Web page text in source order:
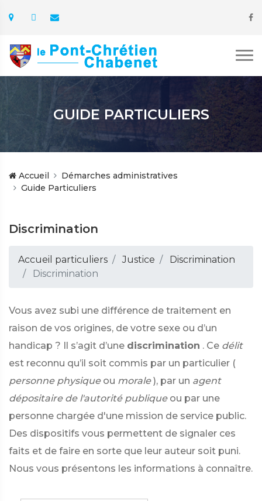
GUIDE PARTICULIERS
Accueil
Démarches administratives
Guide Particuliers
Discrimination
Accueil particuliers Justice
Discrimination
Discrimination
Vous avez subi une différence de traitement en
raison de vos origines, de votre sexe ou d’un
handicap ? Il s’agit d’une discrimination . Ce délit
est reconnu qu’il soit commis par un particulier (
personne physique ou morale ), par un agent
dépositaire de l'autorité publique ou par une
personne chargée d'une mission de service public.
Des dispositifs vous permettent de signaler ces
faits et de faire en sorte que leur auteur soit puni.
Nous vous présentons les informations à connaître.